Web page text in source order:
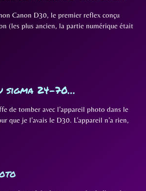
Canon D30, le premier reflex conçu
(les plus ancien, la partie numérique était
sigma 24-70…
de tomber avec l’appareil photo dans le
que je l’avais le D30. L’appareil n’a rien,